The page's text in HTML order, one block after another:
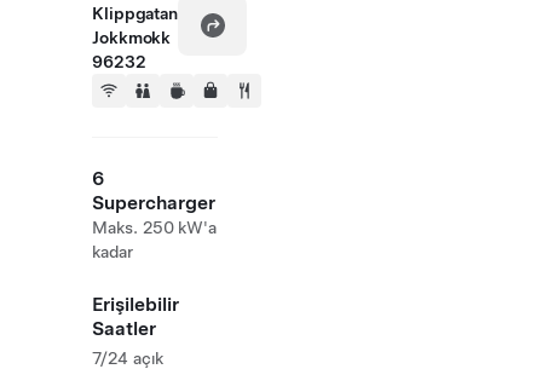
Klippgatan
Jokkmokk
96232
6
Supercharger
Maks. 250 kW'a
kadar
Erişilebilir
Saatler
7/24 açık